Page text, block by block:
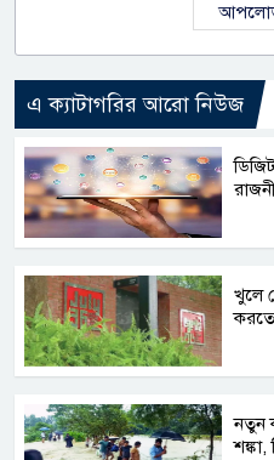
এ ক্যাটাগরির আরো নিউজ
খুলে
করতে
নতুন